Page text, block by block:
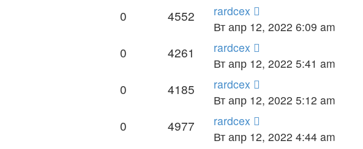
0 4552
rardcex
Вт апр 12, 2022 6:09 am
0 4261
rardcex
Вт апр 12, 2022 5:41 am
0 4185
rardcex
Вт апр 12, 2022 5:12 am
0 4977
rardcex
Вт апр 12, 2022 4:44 am